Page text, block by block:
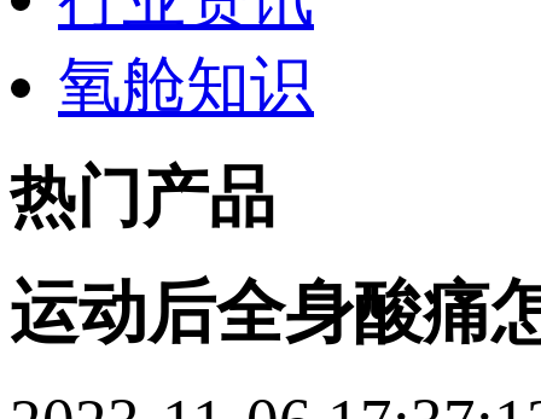
氧舱知识
热门产品
运动后全身酸痛